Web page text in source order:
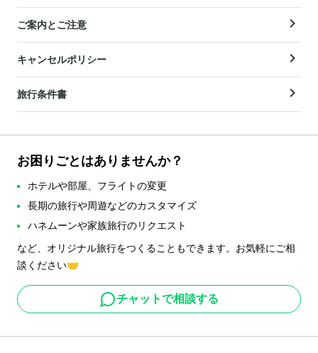
ご案内とご注意
キャンセルポリシー
旅行条件書
お困りごとはありませんか？
ホテルや部屋、フライトの変更
長期の旅行や周遊などのカスタマイズ
ハネムーンや家族旅行のリクエスト
など、オリジナル旅行をつくることもできます。お気軽にご相
談ください🤝
チャットで相談する